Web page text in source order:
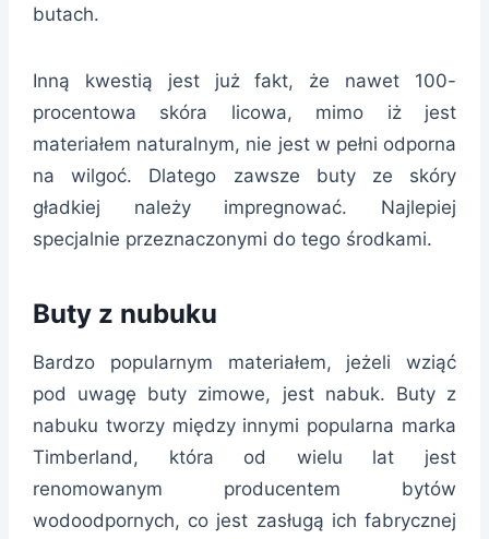
butach.
Inną kwestią jest już fakt, że nawet 100-
procentowa skóra licowa, mimo iż jest
materiałem naturalnym, nie jest w pełni odporna
na wilgoć. Dlatego zawsze buty ze skóry
gładkiej należy impregnować. Najlepiej
specjalnie przeznaczonymi do tego środkami.
Buty z nubuku
Bardzo popularnym materiałem, jeżeli wziąć
pod uwagę buty zimowe, jest nabuk. Buty z
nabuku tworzy między innymi popularna marka
Timberland, która od wielu lat jest
renomowanym producentem bytów
wodoodpornych, co jest zasługą ich fabrycznej